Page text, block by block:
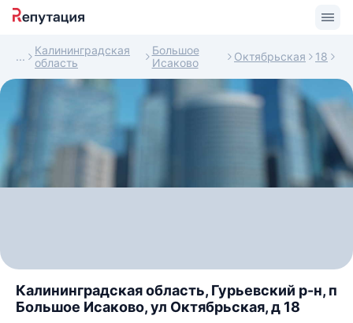
Калининградская
область
Большое
Исаково
Октябрьская 18
Калининградская область, Гурьевский р-н, п
Большое Исаково, ул Октябрьская, д 18